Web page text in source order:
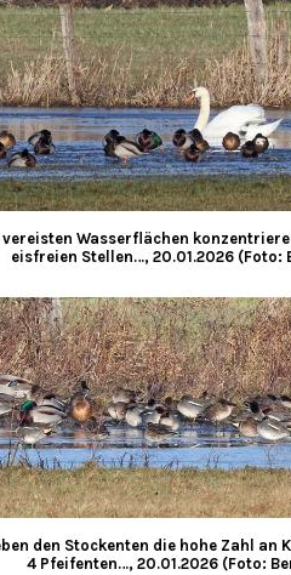
Wasserflächen
eisfreien Stellen…, 20.01.2026 (Foto:
den Stockenten die hohe Zahl an
4 Pfeifenten…, 20.01.2026 (Foto: